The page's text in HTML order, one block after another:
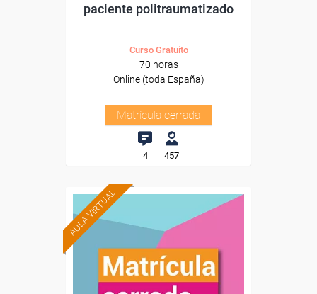
paciente politraumatizado
Curso Gratuito
70 horas
Online (toda España)
Matrícula cerrada
4 457
AULA VIRTUAL